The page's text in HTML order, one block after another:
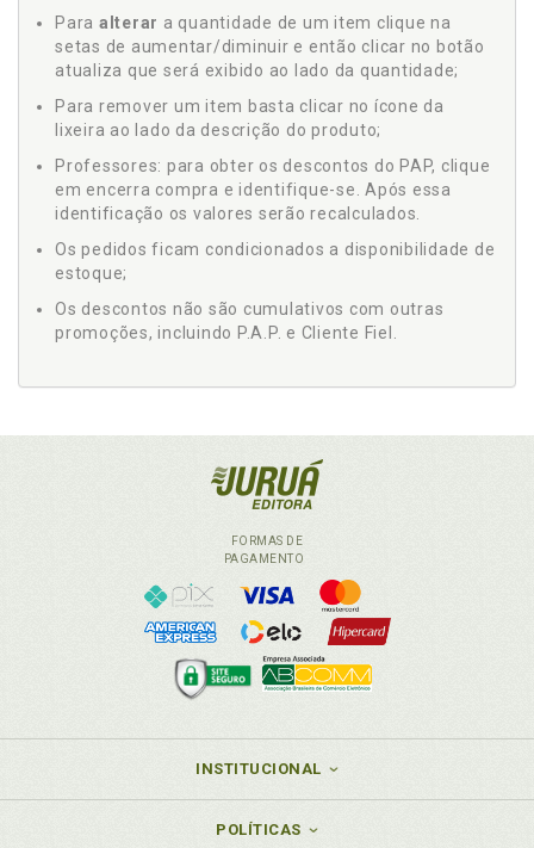
Para alterar a quantidade de um item clique na
setas de aumentar/diminuir e então clicar no botão
atualiza que será exibido ao lado da quantidade;
Para remover um item basta clicar no ícone da
lixeira ao lado da descrição do produto;
Professores: para obter os descontos do PAP, clique
em encerra compra e identifique-se. Após essa
identificação os valores serão recalculados.
Os pedidos ficam condicionados a disponibilidade de
estoque;
Os descontos não são cumulativos com outras
promoções, incluindo P.A.P. e Cliente Fiel.
FORMAS DE
PAGAMENTO
INSTITUCIONAL
POLÍTICAS